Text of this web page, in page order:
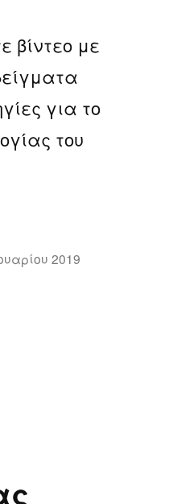
βίντεο με
για το
του
2019